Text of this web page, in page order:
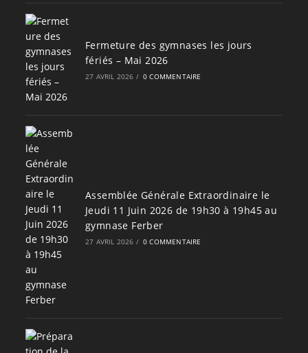
Fermeture des gymnases les jours
fériés – Mai 2026
27 AVRIL 2026 / 0 COMMENTAIRE
Assemblée Générale Extraordinaire le
Jeudi 11 Juin 2026 de 19h30 à 19h45 au
gymnase Ferber
27 AVRIL 2026 / 0 COMMENTAIRE